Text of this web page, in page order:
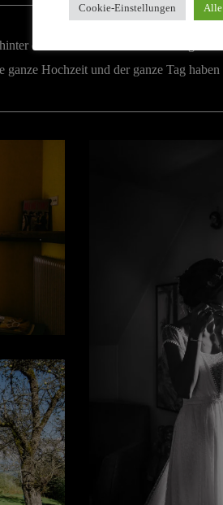
dem Gasthof unter alten knorrigen
Hochzeit und der ganze Tag
Cookie-Einstellungen Alle